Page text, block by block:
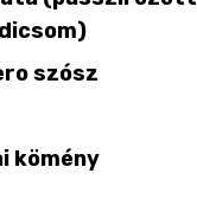
szósz
kömény